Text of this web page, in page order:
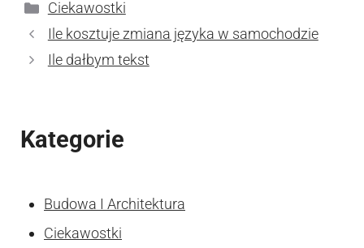
Kategorie
Ciekawostki
Ile kosztuje zmiana języka w samochodzie
Ile dałbym tekst
Kategorie
Budowa I Architektura
Ciekawostki